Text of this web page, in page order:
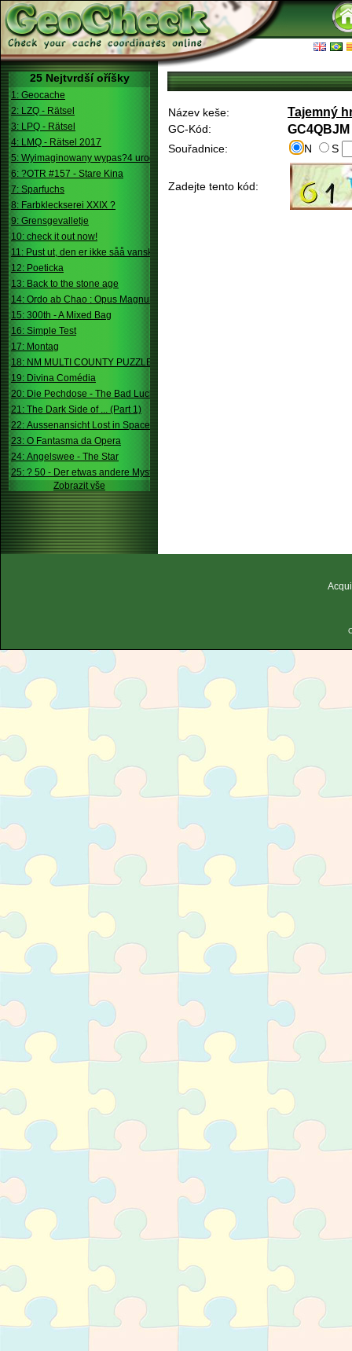
25 Nejtvrdší oříšky
1: Geocache
2: LZQ - Rätsel
3: LPQ - Rätsel
4: LMQ - Rätsel 2017
5: Wyimaginowany wypas?4 urodziny
6: ?OTR #157 - Stare Kina
7: Sparfuchs
8: Farbkleckserei XXIX ?
9: Grensgevalletje
10: check it out now!
11: Pust ut, den er ikke såå vanskelig.
12: Poeticka
13: Back to the stone age
14: Ordo ab Chao : Opus Magnum
15: 300th - A Mixed Bag
16: Simple Test
17: Montag
18: NM MULTI COUNTY PUZZLE
19: Divina Comédia
20: Die Pechdose - The Bad Luck Box
21: The Dark Side of ... (Part 1)
22: Aussenansicht Lost in Space
23: O Fantasma da Opera
24: Angelswee - The Star
25: ? 50 - Der etwas andere Mystery
Zobrazit vše
Název keše: Tajemný
GC-Kód: GC4QBJM
Souřadnice: N S
Zadejte tento kód: